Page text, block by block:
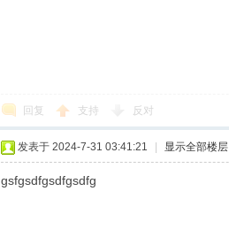
回复 支持 反对
发表于 2024-7-31 03:41:21 显示全部楼层
gsfgsdfgsdfgsdfg